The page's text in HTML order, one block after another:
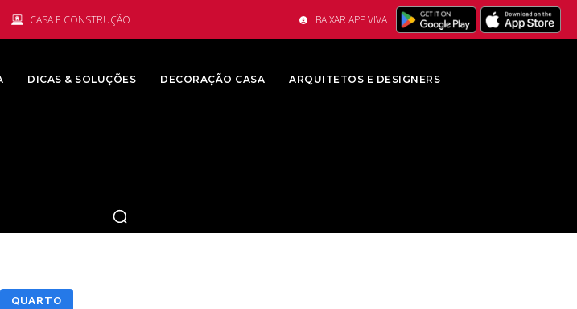
CASA E CONSTRUÇÃO BAIXAR APP VIVA
DICAS & SOLUÇÕES DECORAÇÃO CASA ARQUITETOS E DESIGNERS
QUARTO